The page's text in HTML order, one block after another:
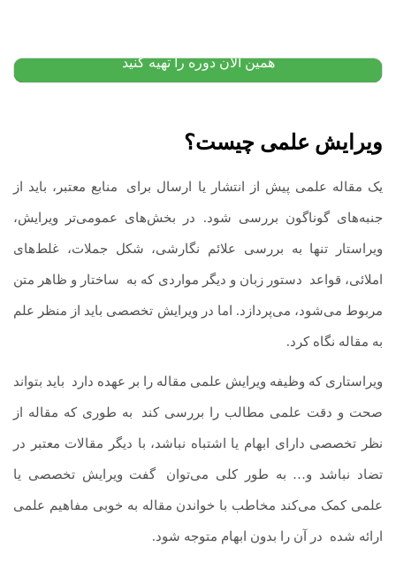
همین الان دوره را تهیه کنید
ویرایش علمی چیست؟
یک مقاله علمی پیش از انتشار یا ارسال برای منابع معتبر، باید از
جنبه‌های گوناگون بررسی شود. در بخش‌های عمومی‌تر ویرایش،
ویراستار تنها به بررسی علائم نگارشی، شکل جملات، غلط‌های
املائی، قواعد دستور زبان و دیگر مواردی که به ساختار و ظاهر متن
مربوط می‌شود، می‌پردازد. اما در ویرایش تخصصی باید از منظر علم
به مقاله نگاه کرد.
ویراستاری که وظیفه ویرایش علمی مقاله را بر عهده دارد باید بتواند
صحت و دقت علمی مطالب را بررسی کند به طوری که مقاله از
نظر تخصصی دارای ابهام یا اشتباه نباشد، با دیگر مقالات معتبر در
تضاد نباشد و… به طور کلی می‌توان گفت ویرایش تخصصی یا
علمی کمک می‌کند مخاطب با خواندن مقاله به خوبی مفاهیم علمی
ارائه شده در آن را بدون ابهام متوجه شود.
دوره جامع آموزش آیلتس | آمادگی کامل برای موفقیت در